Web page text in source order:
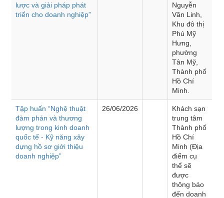
lược và giải pháp phát
triển cho doanh nghiệp”
Nguyễn
Văn Linh,
Khu đô thị
Phú Mỹ
Hưng,
phường
Tân Mỹ,
Thành phố
Hồ Chí
Minh.
Tập huấn “Nghệ thuật
đàm phán và thương
lượng trong kinh doanh
quốc tế - Kỹ năng xây
dựng hồ sơ giới thiệu
doanh nghiệp”
26/06/2026
Khách sạn
trung tâm
Thành phố
Hồ Chí
Minh (Địa
điểm cụ
thể sẽ
được
thông báo
đến doanh